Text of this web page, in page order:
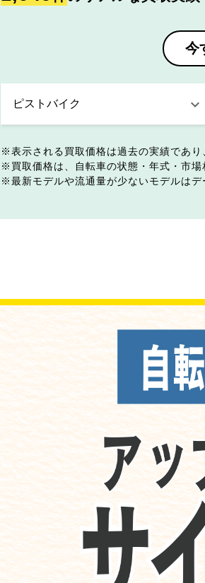
今
表示される買取価格は過去の実績であ
買取価格は、自転車の状態・年式・市
最新モデルや流通量が少ないモデルは